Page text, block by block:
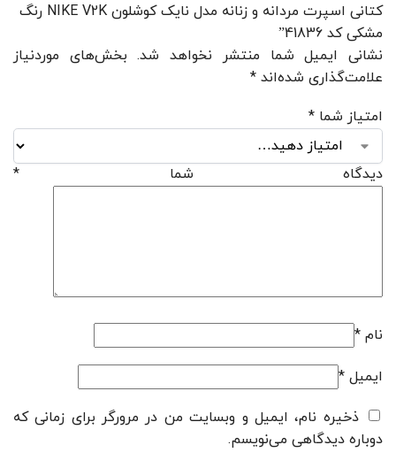
کتانی اسپرت مردانه و زنانه مدل نایک کوشلون NIKE V2K رنگ
مشکی کد 41836”
نشانی ایمیل شما منتشر نخواهد شد. بخش‌های موردنیاز
علامت‌گذاری شده‌اند *
امتیاز شما *
دیدگاه شما *
نام *
ایمیل *
ذخیره نام، ایمیل و وبسایت من در مرورگر برای زمانی که
دوباره دیدگاهی می‌نویسم.